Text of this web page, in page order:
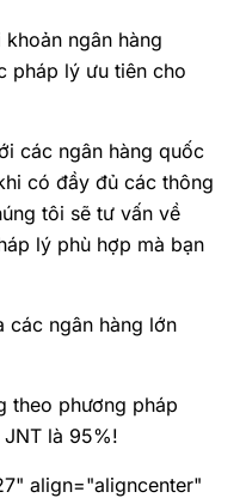
ngân hàng
pháp lý ưu tiên cho
các ngân hàng quốc
có đầy đủ các thông
tôi sẽ tư vấn về
lý phù hợp mà bạn
các ngân hàng lớn
theo phương pháp
là 95%!
align="aligncenter"